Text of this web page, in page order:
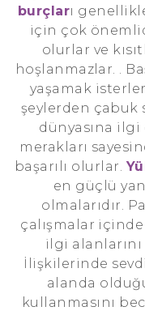
burçları
için çok
olurlar ve
hoşlanmazlar. .
yaşamak
şeylerden çabuk
dünyasına
merakları
başarılı olurlar.
en güçlü
olmalarıdır.
çalışmalar içinde
ilgi
İlişkilerinde
alanda
kullanmasını